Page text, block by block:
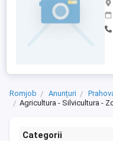
ori.
Romjob Anunțuri
Agricultura - Silvicultura -
Categorii